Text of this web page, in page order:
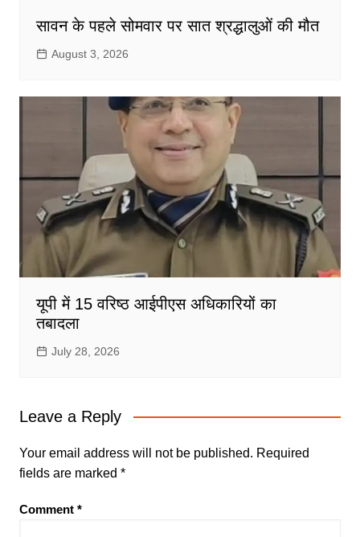
सावन के पहले सोमवार पर सात श्रद्धालुओं की मौत
August 3, 2026
यूपी में 15 वरिष्ठ आईपीएस अधिकारियों का
तबादला
July 28, 2026
Leave a Reply
Your email address will not be published. Required
fields are marked *
Comment *